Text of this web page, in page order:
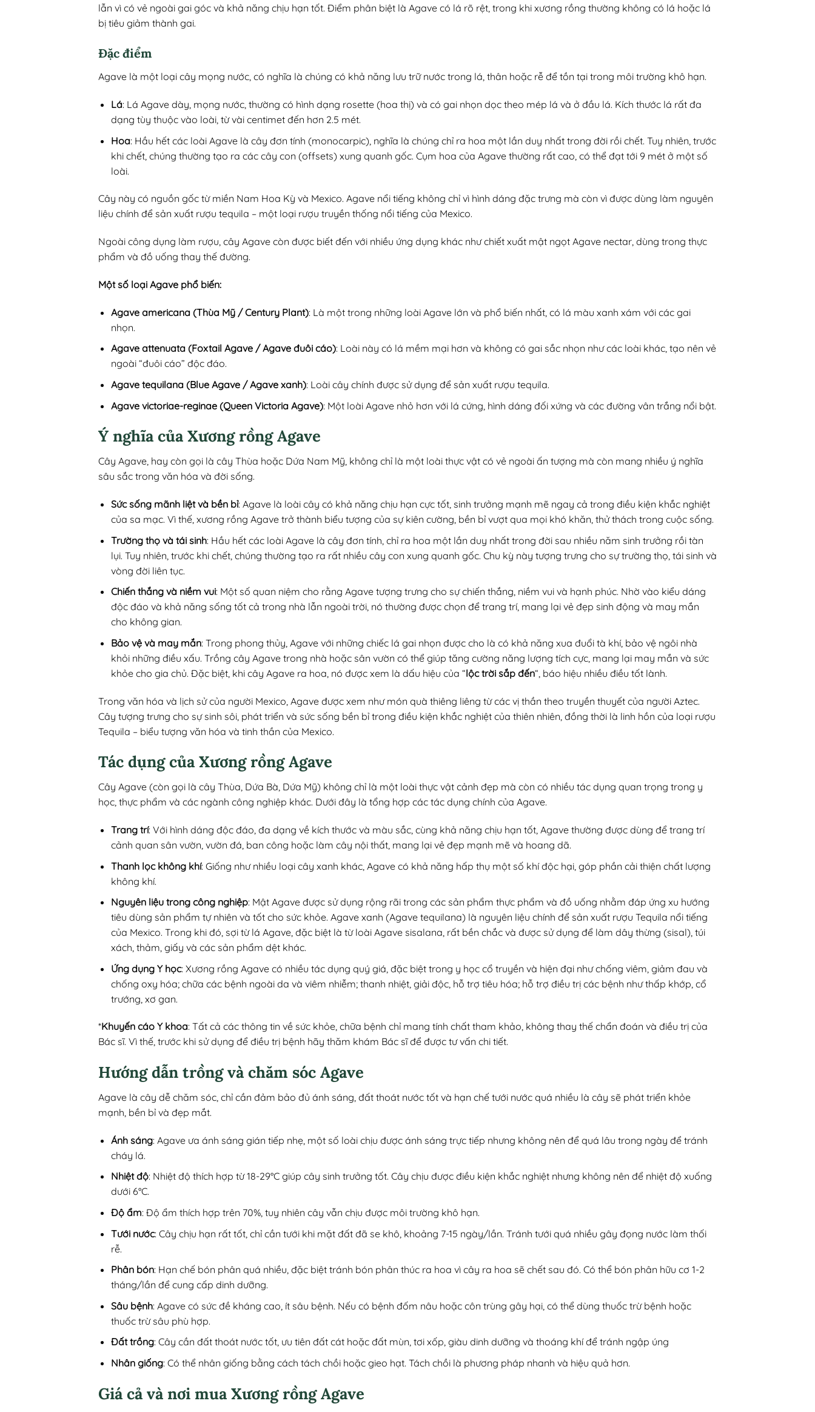
lẫn vì có vẻ ngoài gai góc và khả năng chịu hạn tốt. Điểm phân biệt là Agave có lá rõ rệt, trong khi xương rồng thường không có lá hoặc lá
bị tiêu giảm thành gai.
Đặc điểm
Agave là một loại cây mọng nước, có nghĩa là chúng có khả năng lưu trữ nước trong lá, thân hoặc rễ để tồn tại trong môi trường khô hạn.
Lá: Lá Agave dày, mọng nước, thường có hình dạng rosette (hoa thị) và có gai nhọn dọc theo mép lá và ở đầu lá. Kích thước lá rất đa
dạng tùy thuộc vào loài, từ vài centimet đến hơn 2.5 mét.
Hoa: Hầu hết các loài Agave là cây đơn tính (monocarpic), nghĩa là chúng chỉ ra hoa một lần duy nhất trong đời rồi chết. Tuy nhiên, trước
khi chết, chúng thường tạo ra các cây con (offsets) xung quanh gốc. Cụm hoa của Agave thường rất cao, có thể đạt tới 9 mét ở một số
loài.
Cây này có nguồn gốc từ miền Nam Hoa Kỳ và Mexico. Agave nổi tiếng không chỉ vì hình dáng đặc trưng mà còn vì được dùng làm nguyên
liệu chính để sản xuất rượu tequila – một loại rượu truyền thống nổi tiếng của Mexico.
Ngoài công dụng làm rượu, cây Agave còn được biết đến với nhiều ứng dụng khác như chiết xuất mật ngọt Agave nectar, dùng trong thực
phẩm và đồ uống thay thế đường.
Một số loại Agave phổ biến:
Agave americana (Thùa Mỹ / Century Plant): Là một trong những loài Agave lớn và phổ biến nhất, có lá màu xanh xám với các gai
nhọn.
Agave attenuata (Foxtail Agave / Agave đuôi cáo): Loài này có lá mềm mại hơn và không có gai sắc nhọn như các loài khác, tạo nên vẻ
ngoài “đuôi cáo” độc đáo.
Agave tequilana (Blue Agave / Agave xanh): Loài cây chính được sử dụng để sản xuất rượu tequila.
Agave victoriae-reginae (Queen Victoria Agave): Một loài Agave nhỏ hơn với lá cứng, hình dáng đối xứng và các đường vân trắng nổi bật.
Ý nghĩa của Xương rồng Agave
Cây Agave, hay còn gọi là cây Thùa hoặc Dứa Nam Mỹ, không chỉ là một loài thực vật có vẻ ngoài ấn tượng mà còn mang nhiều ý nghĩa
sâu sắc trong văn hóa và đời sống.
Sức sống mãnh liệt và bền bỉ: Agave là loài cây có khả năng chịu hạn cực tốt, sinh trưởng mạnh mẽ ngay cả trong điều kiện khắc nghiệt
của sa mạc. Vì thế, xương rồng Agave trở thành biểu tượng của sự kiên cường, bền bỉ vượt qua mọi khó khăn, thử thách trong cuộc sống.
Trường thọ và tái sinh: Hầu hết các loài Agave là cây đơn tính, chỉ ra hoa một lần duy nhất trong đời sau nhiều năm sinh trưởng rồi tàn
lụi. Tuy nhiên, trước khi chết, chúng thường tạo ra rất nhiều cây con xung quanh gốc. Chu kỳ này tượng trưng cho sự trường thọ, tái sinh và
vòng đời liên tục.
Chiến thắng và niềm vui: Một số quan niệm cho rằng Agave tượng trưng cho sự chiến thắng, niềm vui và hạnh phúc. Nhờ vào kiểu dáng
độc đáo và khả năng sống tốt cả trong nhà lẫn ngoài trời, nó thường được chọn để trang trí, mang lại vẻ đẹp sinh động và may mắn
cho không gian.
Bảo vệ và may mắn: Trong phong thủy, Agave với những chiếc lá gai nhọn được cho là có khả năng xua đuổi tà khí, bảo vệ ngôi nhà
khỏi những điều xấu. Trồng cây Agave trong nhà hoặc sân vườn có thể giúp tăng cường năng lượng tích cực, mang lại may mắn và sức
khỏe cho gia chủ. Đặc biệt, khi cây Agave ra hoa, nó được xem là dấu hiệu của “lộc trời sắp đến“, báo hiệu nhiều điều tốt lành.
Trong văn hóa và lịch sử của người Mexico, Agave được xem như món quà thiêng liêng từ các vị thần theo truyền thuyết của người Aztec.
Cây tượng trưng cho sự sinh sôi, phát triển và sức sống bền bỉ trong điều kiện khắc nghiệt của thiên nhiên, đồng thời là linh hồn của loại rượu
Tequila – biểu tượng văn hóa và tinh thần của Mexico.
Tác dụng của Xương rồng Agave
Cây Agave (còn gọi là cây Thùa, Dứa Bà, Dứa Mỹ) không chỉ là một loài thực vật cảnh đẹp mà còn có nhiều tác dụng quan trọng trong y
học, thực phẩm và các ngành công nghiệp khác. Dưới đây là tổng hợp các tác dụng chính của Agave.
Trang trí: Với hình dáng độc đáo, đa dạng về kích thước và màu sắc, cùng khả năng chịu hạn tốt, Agave thường được dùng để trang trí
cảnh quan sân vườn, vườn đá, ban công hoặc làm cây nội thất, mang lại vẻ đẹp mạnh mẽ và hoang dã.
Thanh lọc không khí: Giống như nhiều loại cây xanh khác, Agave có khả năng hấp thụ một số khí độc hại, góp phần cải thiện chất lượng
không khí.
Nguyên liệu trong công nghiệp: Mật Agave được sử dụng rộng rãi trong các sản phẩm thực phẩm và đồ uống nhằm đáp ứng xu hướng
tiêu dùng sản phẩm tự nhiên và tốt cho sức khỏe. Agave xanh (Agave tequilana) là nguyên liệu chính để sản xuất rượu Tequila nổi tiếng
của Mexico. Trong khi đó, sợi từ lá Agave, đặc biệt là từ loài Agave sisalana, rất bền chắc và được sử dụng để làm dây thừng (sisal), túi
xách, thảm, giấy và các sản phẩm dệt khác.
Ứng dụng Y học: Xương rồng Agave có nhiều tác dụng quý giá, đặc biệt trong y học cổ truyền và hiện đại như chống viêm, giảm đau và
chống oxy hóa; chữa các bệnh ngoài da và viêm nhiễm; thanh nhiệt, giải độc, hỗ trợ tiêu hóa; hỗ trợ điều trị các bệnh như thấp khớp, cổ
trướng, xơ gan.
*Khuyến cáo Y khoa: Tất cả các thông tin về sức khỏe, chữa bệnh chỉ mang tính chất tham khảo, không thay thế chẩn đoán và điều trị của
Bác sĩ. Vì thế, trước khi sử dụng để điều trị bệnh hãy thăm khám Bác sĩ để được tư vấn chi tiết.
Hướng dẫn trồng và chăm sóc Agave
Agave là cây dễ chăm sóc, chỉ cần đảm bảo đủ ánh sáng, đất thoát nước tốt và hạn chế tưới nước quá nhiều là cây sẽ phát triển khỏe
mạnh, bền bỉ và đẹp mắt.
Ánh sáng: Agave ưa ánh sáng gián tiếp nhẹ, một số loài chịu được ánh sáng trực tiếp nhưng không nên để quá lâu trong ngày để tránh
cháy lá.
Nhiệt độ: Nhiệt độ thích hợp từ 18-29°C giúp cây sinh trưởng tốt. Cây chịu được điều kiện khắc nghiệt nhưng không nên để nhiệt độ xuống
dưới 6°C.
Độ ẩm: Độ ẩm thích hợp trên 70%, tuy nhiên cây vẫn chịu được môi trường khô hạn.
Tưới nước: Cây chịu hạn rất tốt, chỉ cần tưới khi mặt đất đã se khô, khoảng 7-15 ngày/lần. Tránh tưới quá nhiều gây đọng nước làm thối
rễ.
Phân bón: Hạn chế bón phân quá nhiều, đặc biệt tránh bón phân thúc ra hoa vì cây ra hoa sẽ chết sau đó. Có thể bón phân hữu cơ 1-2
tháng/lần để cung cấp dinh dưỡng.
Sâu bệnh: Agave có sức đề kháng cao, ít sâu bệnh. Nếu có bệnh đốm nâu hoặc côn trùng gây hại, có thể dùng thuốc trừ bệnh hoặc
thuốc trừ sâu phù hợp.
Đất trồng: Cây cần đất thoát nước tốt, ưu tiên đất cát hoặc đất mùn, tơi xốp, giàu dinh dưỡng và thoáng khí để tránh ngập úng
Nhân giống: Có thể nhân giống bằng cách tách chồi hoặc gieo hạt. Tách chồi là phương pháp nhanh và hiệu quả hơn.
Giá cả và nơi mua Xương rồng Agave